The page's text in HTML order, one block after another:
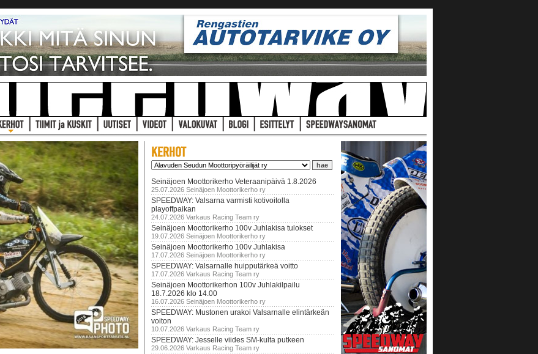
Seinäjoen Moottorikerho Veteraanipäivä 1.8.2026
25.07.2026 Seinäjoen Moottorikerho ry
SPEEDWAY: Valsarna varmisti kotivoitolla
playoffpaikan
24.07.2026 Varkaus Racing Team ry
Seinäjoen Moottorikerho 100v Juhlakisa tulokset
19.07.2026 Seinäjoen Moottorikerho ry
Seinäjoen Moottorikerho 100v Juhlakisa
17.07.2026 Seinäjoen Moottorikerho ry
SPEEDWAY: Valsarnalle huipputärkeä voitto
17.07.2026 Varkaus Racing Team ry
Seinäjoen Moottorikerhon 100v Juhlakilpailu
18.7.2026 klo 14.00
16.07.2026 Seinäjoen Moottorikerho ry
SPEEDWAY: Mustonen urakoi Valsarnalle elintärkeän
voiton
10.07.2026 Varkaus Racing Team ry
SPEEDWAY: Jesselle viides SM-kulta putkeen
29.06.2026 Varkaus Racing Team ry